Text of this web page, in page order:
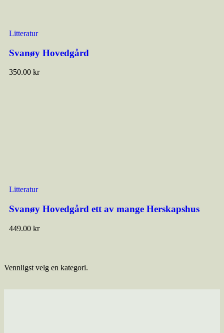
Litteratur
Svanøy Hovedgård
350.00 kr
Litteratur
Svanøy Hovedgård ett av mange Herskapshus
449.00 kr
Vennligst velg en kategori.